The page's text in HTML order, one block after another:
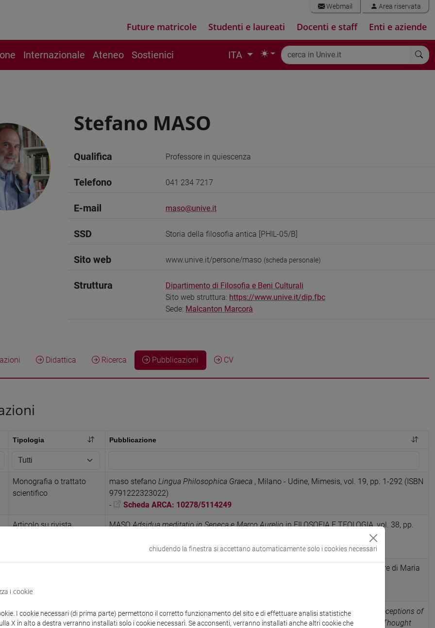
Webmail Area riservata
Future matricole Studenti e laureati Docenti e staff Enti e aziende
Internazionale Ateneo Sostienici ITA
Stefano MASO
Qualifica Professore in quiescenza
Telefono 041 234 7217
E-mail maso@unive.it
SSD Storia della filosofia antica [PHIL-05/B]
Sito web www.unive.it/persone/maso (scheda personale)
Struttura
Dipartimento di Filosofia e Beni Culturali
Sito web struttura: https://www.unive.it/dip.fbc
Sede: Malcanton Marcorà
Didattica Ricerca Pubblicazioni CV
Tipologia Pubblicazione
Monografia o trattato
scientifico
maso stefano Lingua Philosophica Graeca , Milano - Udine, Mimesis, vol. 19, pp. 1-292 (ISBN
9791222323022)
-
Scheda ARCA: 10278/5114249
Articolo su rivista MASOAdsidua meditatio in Seneca e Marco Aurelioin FILOSOFIA E TEOLOGIA, vol. 38, pp.
Scheda ARCA: 10278/5110408
, Le vie della ricerca. Studi in onore di Maria
Recensione in rivista Maso Stefano Rec. a Gregson Davis, Sergio Yona (ed.), Afterlives of the Garden. Receptions of
Epicurean Thought in Early Empire and Late Antiquity, Cicero – Studies in Roman Thought
chiudendo la finestra si accettano automaticamente solo i cookies necessari
i cookie
I cookie necessari (di prima parte) permettono il corretto funzionamento del sito e di effettuare analisi statistiche
X in alto a destra verranno installati solo i cookie necessari. Se acconsenti, verranno installati anche altri cookie che